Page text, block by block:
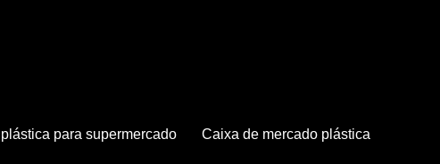
plástica para supermercado caixa de mercado plástica